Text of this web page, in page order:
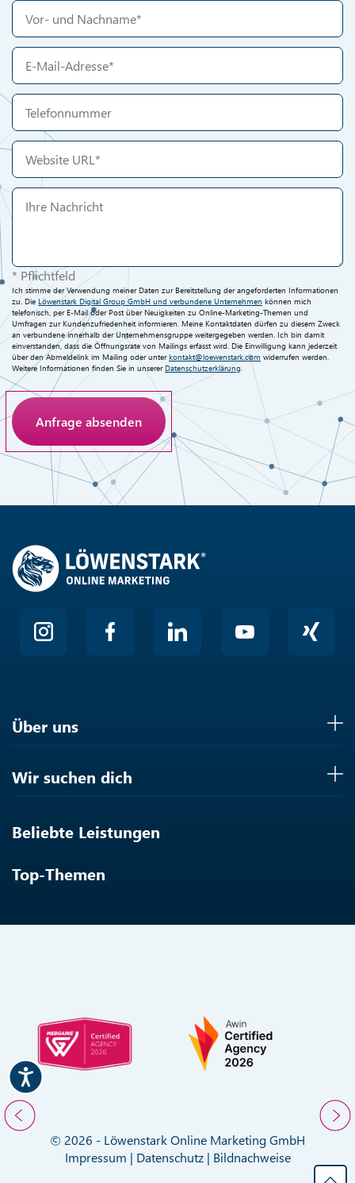
* Pflichtfeld
Ich stimme der Verwendung meiner Daten zur Bereitstellung der angeforderten Informationen
zu. Die Löwenstark Digital Group GmbH und verbundene Unternehmen können mich
telefonisch, per E-Mail oder Post über Neuigkeiten zu Online-Marketing-Themen und
Umfragen zur Kundenzufriedenheit informieren. Meine Kontaktdaten dürfen zu diesem Zweck
an verbundene innerhalb der Unternehmensgruppe weitergegeben werden. Ich bin damit
einverstanden, dass die Öffnungsrate von Mailings erfasst wird. Die Einwilligung kann jederzeit
über den Abmeldelink im Mailing oder unterkontakt@loewenstark.com widerrufen werden.
Weitere Informationen finden Sie in unserer Datenschutzerklärung
Anti-Roboter-Verifizierung
Hier klicken
Über uns
Wir suchen dich
Beliebte Leistungen
Top-Themen
© 2026 - Löwenstark Online Marketing GmbH
Impressum | Datenschutz| Bildnachweise